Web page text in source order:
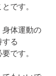
です。
身体運動の
る
です。